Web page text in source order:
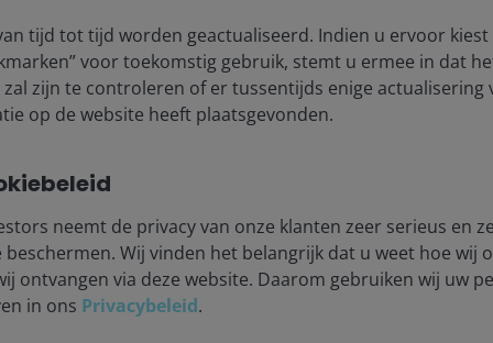
tijd tot tijd worden geactualiseerd. Indien u ervoor kiest
voor toekomstig gebruik, stemt u ermee in dat
zijn te controleren of er tussentijds enige actualisering
op de website heeft plaatsgevonden.
neemt de privacy van onze klanten zeer serieus en
Wij vinden het belangrijk dat u weet hoe wij
ontvangen via deze website. Daarom gebruiken wij uw
in ons Privacybeleid.